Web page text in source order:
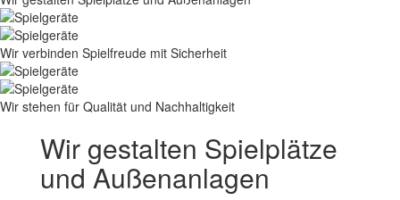
Wir verbinden Spielfreude mit Sicherheit
Wir stehen für Qualität und Nachhaltigkeit
Wir gestalten Spielplätze
und Außenanlagen